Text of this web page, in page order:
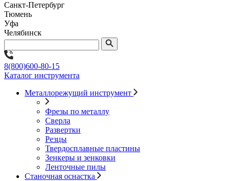
Санкт-Петербург
Тюмень
Уфа
Челябинск
8(800)600-80-15
Каталог инструмента
Металлорежущий инструмент
Фрезы по металлу
Сверла
Развертки
Резцы
Твердосплавные пластины
Зенкеры и зенковки
Ленточные пилы
Станочная оснастка